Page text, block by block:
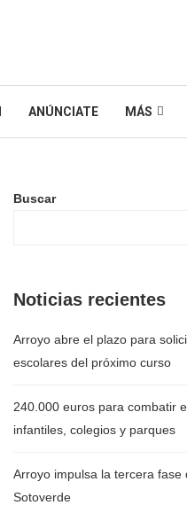
ANÚNCIATE MÁS
Buscar
Noticias recientes
Arroyo abre el plazo para
escolares del próximo curso
240.000 euros para combatir
infantiles, colegios y parques
Arroyo impulsa la tercera fase
Sotoverde